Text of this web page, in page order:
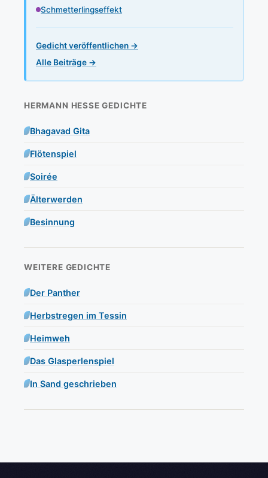
Schmetterlingseffekt
Gedicht veröffentlichen →
Alle Beiträge →
HERMANN HESSE GEDICHTE
Bhagavad Gita
Flötenspiel
Soirée
Älterwerden
Besinnung
WEITERE GEDICHTE
Der Panther
Herbstregen im Tessin
Heimweh
Das Glasperlenspiel
In Sand geschrieben